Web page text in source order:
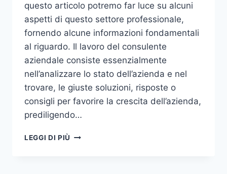
questo articolo potremo far luce su alcuni
aspetti di questo settore professionale,
fornendo alcune informazioni fondamentali
al riguardo. Il lavoro del consulente
aziendale consiste essenzialmente
nell’analizzare lo stato dell’azienda e nel
trovare, le giuste soluzioni, risposte o
consigli per favorire la crescita dell’azienda,
prediligendo…
LEGGI DI PIÙ IL